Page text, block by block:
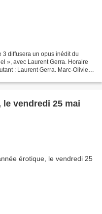
3 diffusera un opus inédit du
», avec Laurent Gerra. Horaire
: Laurent Gerra. Marc-Olivier
le vendredi 25 mai